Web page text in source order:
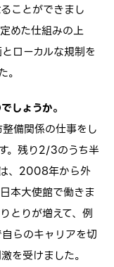
ことができまし
めた仕組みの上
ローカルな規制を
しょうか。
備関係の仕事をし
。残り2/3のうち半
、2008年から外
本大使館で働きま
とりが増えて、例
らのキャリアを切
を受けました。